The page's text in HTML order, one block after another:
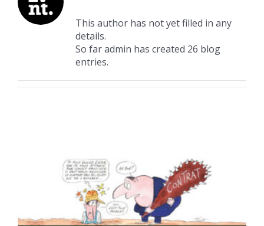
This author has not yet filled in any
details.
So far admin has created 26 blog
entries.